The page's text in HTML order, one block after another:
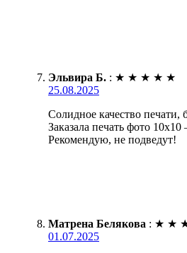
Эльвира Б. : ★ ★ ★ ★ ★
25.08.2025
Солидное качество печати,
Заказала печать фото 10х10
Рекомендую, не подведут!
Матрена Белякова : ★ ★
01.07.2025